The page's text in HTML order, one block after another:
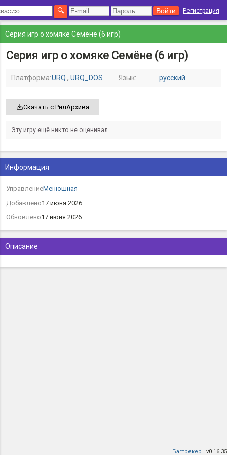
Регистрация
Серия игр о хомяке Семёне (6 игр)
Серия игр о хомяке Семёне (6 игр)
Платформа:URQ , URQ_DOS Язык: русский
Скачать с РилАрхива
Эту игру ещё никто не оценивал.
Описание
Информация
УправлениеМенюшная
Добавлено17 июня 2026
Обновлено17 июня 2026
Багтрекер | v0.16.35